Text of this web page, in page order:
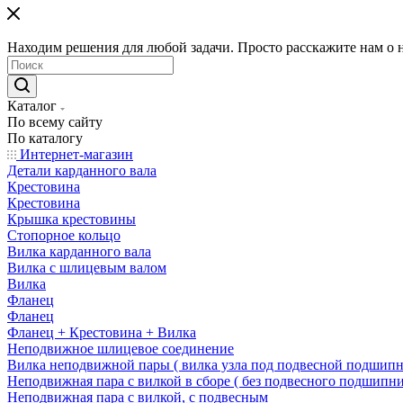
Находим решения для любой задачи. Просто расскажите нам о
Каталог
По всему сайту
По каталогу
Интернет-магазин
Детали карданного вала
Крестовина
Крестовина
Крышка крестовины
Стопорное кольцо
Вилка карданного вала
Вилка с шлицевым валом
Вилка
Фланец
Фланец
Фланец + Крестовина + Вилка
Неподвижное шлицевое соединение
Вилка неподвижной пары ( вилка узла под подвесной
Неподвижная пара с вилкой в сборе ( без подвесного
Неподвижная пара с вилкой, с подвесным